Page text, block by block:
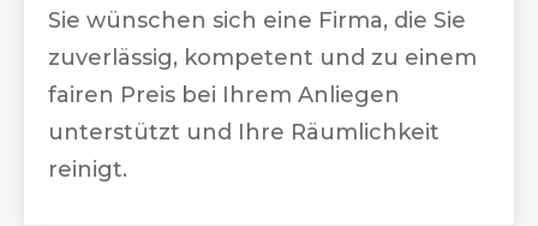
Sie wünschen sich eine Firma, die Sie
zuverlässig, kompetent und zu einem
fairen Preis bei Ihrem Anliegen
unterstützt und Ihre Räumlichkeit
reinigt.